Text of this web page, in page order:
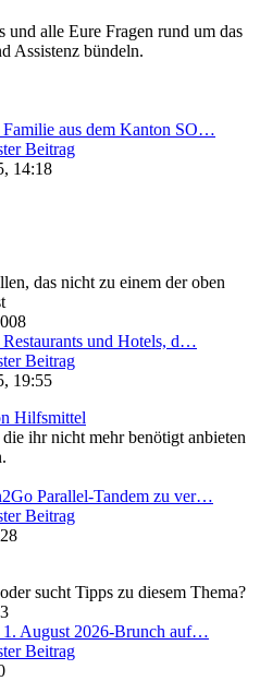
alle Eure Fragen rund um das
Assistenz bündeln.
Familie aus dem Kanton SO…
Beitrag
14:18
das nicht zu einem der oben
Restaurants und Hotels, d…
Beitrag
19:55
Hilfsmittel
ihr nicht mehr benötigt anbieten
Parallel-Tandem zu ver…
Beitrag
sucht Tipps zu diesem Thema?
1. August 2026-Brunch auf…
Beitrag